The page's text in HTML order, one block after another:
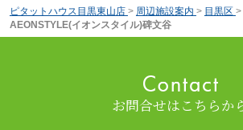
ピタットハウス目黒東山店 > 周辺施設案内 > 目黒区 >
AEONSTYLE(イオンスタイル)碑文谷
お問合せはこちらか